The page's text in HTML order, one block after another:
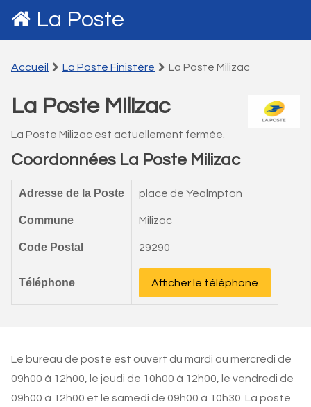
La Poste
Accueil La Poste Finistére La Poste Milizac
La Poste Milizac
La Poste Milizac est actuellement fermée.
Coordonnées La Poste Milizac
Adresse de la Poste place de Yealmpton
Commune Milizac
Code Postal 29290
Téléphone Afficher le téléphone
Le bureau de poste est ouvert du mardi au mercredi de
09h00 à 12h00, le jeudi de 10h00 à 12h00, le vendredi de
09h00 à 12h00 et le samedi de 09h00 à 10h30. La poste